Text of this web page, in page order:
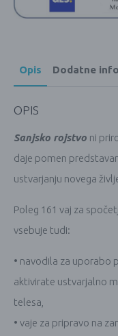
Opis Dodatne
OPIS
Sanjsko rojstvo ni
daje pomen
ustvarjanju novega
Poleg 161 vaj za
vsebuje tudi:
• navodila za uporabo
aktivirate ustvarjalno
telesa,
• vaje za pripravo na